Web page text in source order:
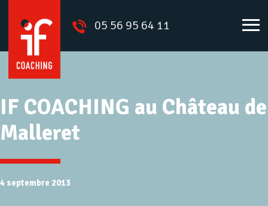
05 56 95 64 11
IF COACHING au Château de
Malleret
4 septembre 2013